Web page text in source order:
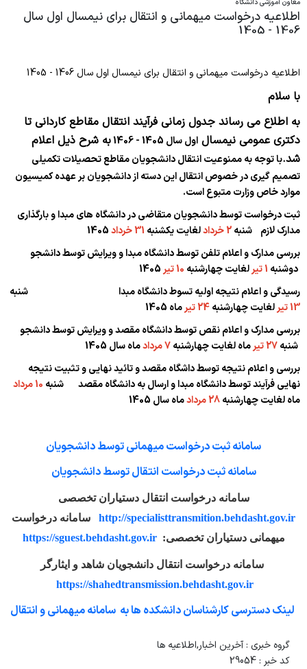
کتابچه قوانین گسترش
کارشناسان اداره امور آموزشی
فناوری اطلاعات و آمار
اداره دانش آموختگان
رئیس اداره دانش آموختگان
کارشناسان دانش آموختگان
دبیرخانه و بایگانی
مسئول دبیرخانه
همکاران دبیرخانه
مسئول بایگانی
شرح وظایف شورا
دستورالعمل نگارش پایان نامه
فرآیند استفاده از پژوهشیار
برنامه های آموزشی تحصیلات تکمیلی
سرفصل های کارشناسی ارشد
برنامه‌های دکتری تخصصی Ph.D
کوریکولوم‌های آموزشی تخصصی
کوریکولوم‌های فوق تخصصی
کوریکولوم‌های فلوشیپ
ارتقا عمودی
کارگزینی هیات علمی
امور رفاهی هیات علمی
پایش عملکرد
کمیته مطب ویژه استادیاران
تعهدات هیات علمی
سامانه ها
مرکز امور هیات علمی وزارت
مدیران پیشین
وب سایت مرکز مطالعات
وری
معرفی معاون مرکز
معرفی مرکز آموزش مجازی
معرفی دبیر
مرکز آموزش مهارتی و حرفه ای
معرفی مسئول مرکز
معرفی کارشناس
مرکز ملی آموزش مهارتی و حرفه ای کشور
ستاد شاهد و امور ایثارگران
سایت شاهد و امور ایثارگران
معاون آموزشی دانشگاه
اطلاعیه درخواست میهمانی و انتقال برای نیمسال اول سال
1406 - 1405
اطلاعیه درخواست میهمانی و انتقال برای نیمسال اول سال 1406 - 1405
با سلام
به اطلاع می رساند جدول زمانی فرآیند انتقال مقاطع کاردانی تا
دکتری عمومی نیمسال اول سال 1405 - 1406 به شرح ذیل اعلام
شد.با توجه به ممنوعیت انتقال دانشجویان مقاطع تحصیلات تکمیلی
تصمیم گیری در خصوص انتقال این دسته از دانشجویان بر عهده کمیسیون
موارد خاص وزارت متبوع است.
ثبت درخواست توسط دانشجویان متقاضی در دانشگاه های مبدا و بارگذاری
مدارک لازم شنبه2 خرداد لغایت یکشنبه 31 خرداد
بررسی مدارک و اعلام تلفن توسط دانشگاه مبدا و ویرایش توسط دانشجو
دوشنبه 1 تیر لغایت چهارشنبه 10 تیر
1405
رسیدگی و اعلام نتیجه اولیه تسوط دانشگاه مبدا شنبه
13 تیر
لغایت چهارشنبه24 تیر
ماه 1405
بررسی مدارک و اعلام نقص توسط دانشگاه مقصد و ویرایش توسط دانشجو
شنبه27 تیر ماه لغایت چهارشنبه
ماه سال 1405
بررسی و اعلام نتیجه توسط داشگاه مقصد و تائید نهایی و تثبیت نتیجه
نهایی فرآیند توسط دانشگاه مبدا و ارسال به دانشگاه مقصد شنبه 10 مرداد
ماه لغایت چهارشنبه28 مرداد ماه سال 1405
سامانه ثبت درخواست میهمانی توسط دانشجویان
سامانه ثبت درخواست انتقال توسط دانشجویان
سامانه درخواست انتقال دستیاران تخصصی
http://specialisttransmition.behdasht.gov.ir
سامانه درخواست
میهمانی دستیاران تخصصی:https://sguest.behdasht.gov.ir
سامانه درخواست انتقال دانشجویان شاهد و ایثارگر
https://shahedtransmission.behdasht.gov.ir
لینک دسترسی کارشناسان دانشکده ها به سامانه میهمانی و انتقال
گروه خبری : آخرین اخبار,اطلاعیه ها
کد خبر : 29054